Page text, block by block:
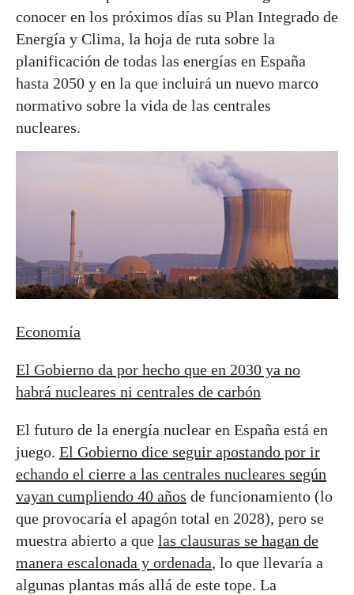
conocer en los próximos días su Plan Integrado de
Energía y Clima, la hoja de ruta sobre la
planificación de todas las energías en España
hasta 2050 y en la que incluirá un nuevo marco
normativo sobre la vida de las centrales
nucleares.
Economía
El Gobierno da por hecho que en 2030 ya no
habrá nucleares ni centrales de carbón
El futuro de la energía nuclear en España está en
juego. El Gobierno dice seguir apostando por ir
echando el cierre a las centrales nucleares según
vayan cumpliendo 40 años de funcionamiento (lo
que provocaría el apagón total en 2028), pero se
muestra abierto a que las clausuras se hagan de
manera escalonada y ordenada, lo que llevaría a
algunas plantas más allá de este tope. La